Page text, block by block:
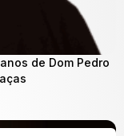
de Dom Pedro